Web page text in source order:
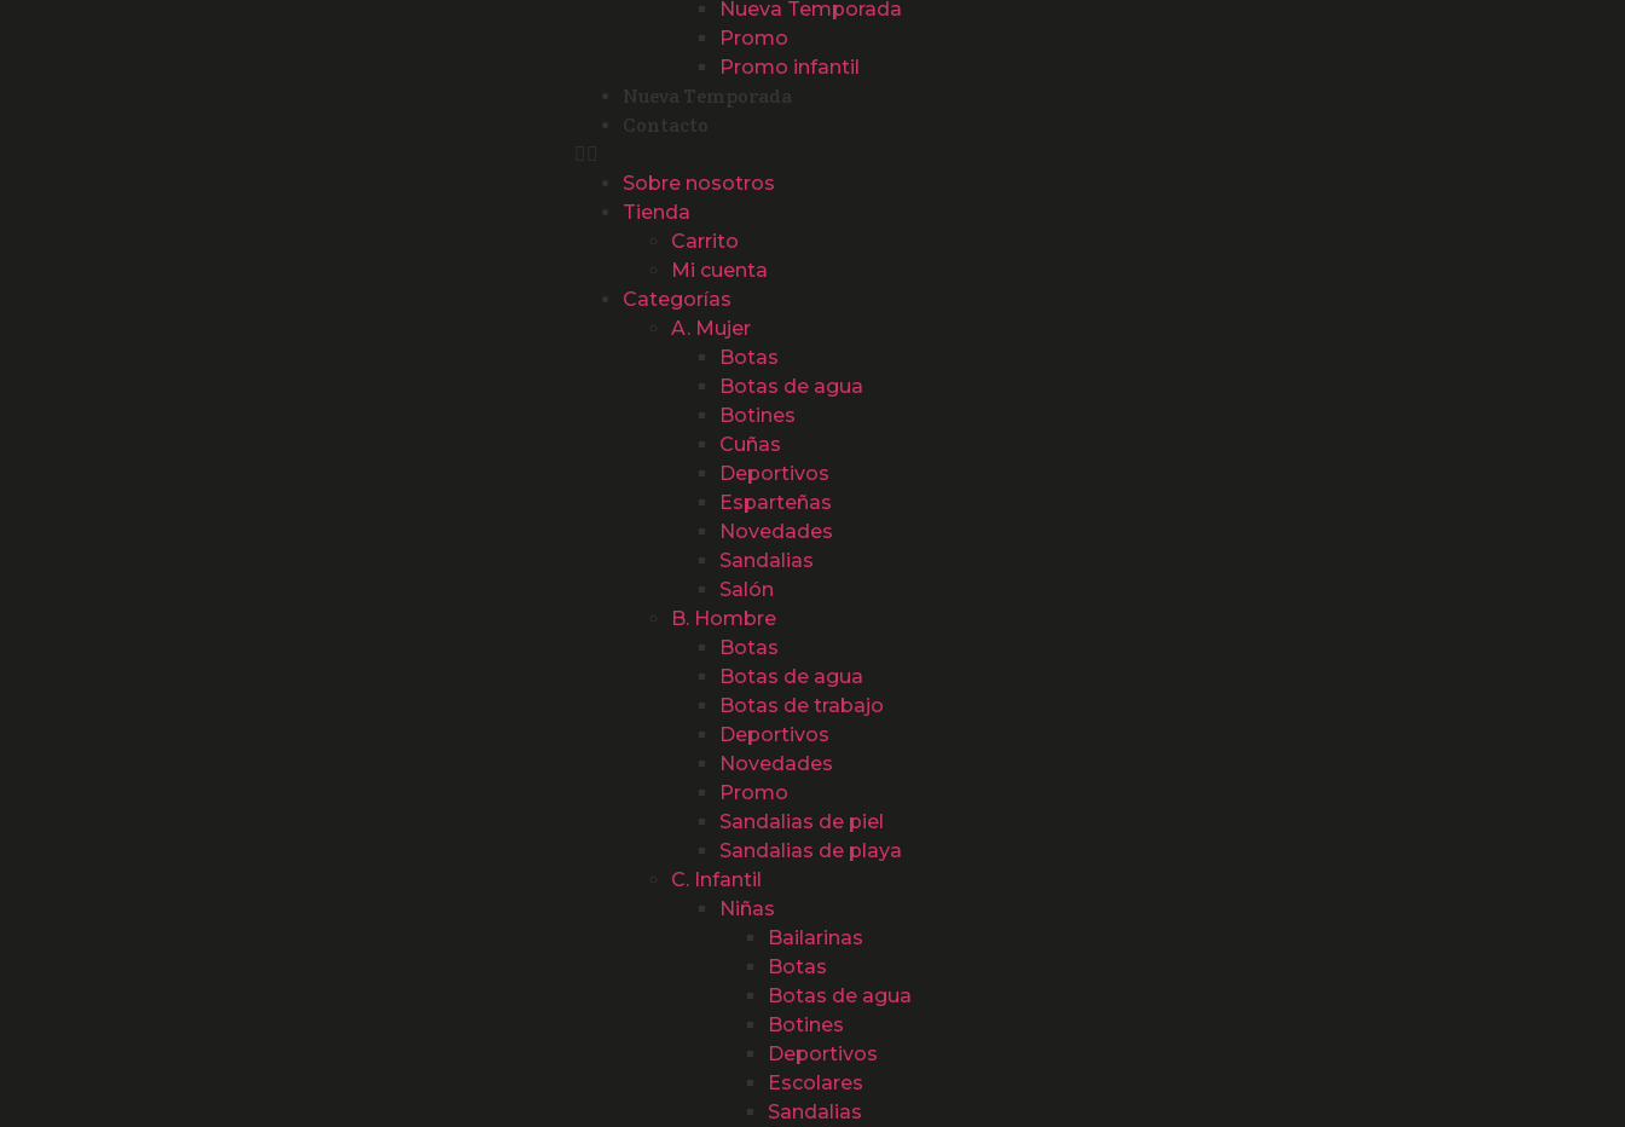
Nueva Temporada
Promo
Promo infantil
Nueva Temporada
Contacto
Sobre nosotros
Tienda
Carrito
Mi cuenta
Categorías
A. Mujer
Botas
Botas de agua
Botines
Cuñas
Deportivos
Esparteñas
Novedades
Sandalias
Salón
B. Hombre
Botas
Botas de agua
Botas de trabajo
Deportivos
Novedades
Promo
Sandalias de piel
Sandalias de playa
C. Infantil
Niñas
Bailarinas
Botas
Botas de agua
Botines
Deportivos
Escolares
Sandalias